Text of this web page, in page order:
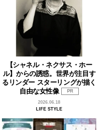
【シャネル・ネクサス・ホー
ル】からの誘惑。世界が注目す
るリンダー スターリングが描く
自由な女性像
PR
2026.06.18
LIFE STYLE